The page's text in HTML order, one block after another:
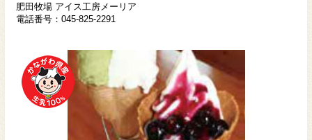
肥田牧場 アイス工房メーリア
電話番号：045-825-2291